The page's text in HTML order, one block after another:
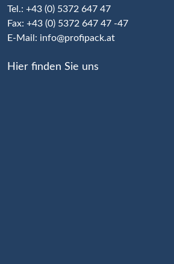
Tel.: +43 (0) 5372 647 47
Fax: +43 (0) 5372 647 47 -47
E-Mail: info@profipack.at
Hier finden Sie uns